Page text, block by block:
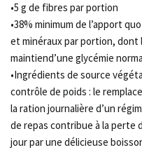
•5 g de fibres par portion
•38% minimum de l’apport
et minéraux par portion, dont
maintiend’une glycémie
•Ingrédients de source
contrôle de poids : le
la ration journalière d’un
de repas contribue à la perte
jour par une délicieuse